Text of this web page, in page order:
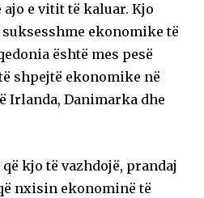
e vitit të kaluar. Kjo
ekonomike të
është mes pesë
shpejtë ekonomike në
Irlanda, Danimarka dhe
kjo të vazhdojë, prandaj
nxisin ekonominë të